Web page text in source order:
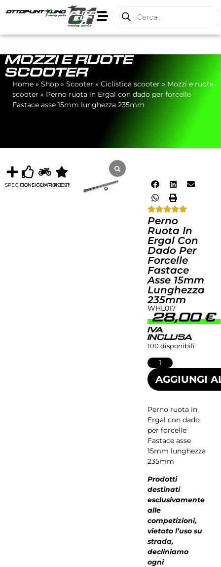
MOZZI E RUOTE
SCOOTER
Home » Shop » Scooter » Ciclistica scooter » Mozzi e ruote
scooter » Perno ruota in Ergal con dado per forcelle
Fastace asse 15mm lunghezza 235mm
SPECIFICHECONSIGLIATICOMPONENTI
RECENSIONI
Perno
Ruota In
Ergal Con
Dado Per
Forcelle
Fastace
Asse 15mm
Lunghezza
235mm
WHL017
28,00€
IVA
INCLUSA
100 disponibili
AGGIUNGI
Perno ruota in
Ergal con dado
per forcelle
Fastace asse
15mm lunghezza
235mm
Prodotti
destinati
esclusivamente
alle
competizioni,
vietato l’uso su
strada,
decliniamo
ogni